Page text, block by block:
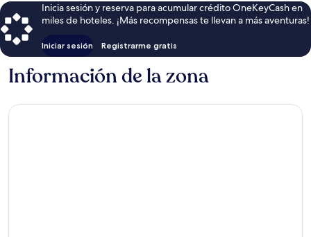
Inicia sesión y reserva para acumular crédito OneKeyCash en
miles de hoteles. ¡Más recompensas te llevan a más aventuras!
Iniciar sesión Registrarme gratis
Información de la zona